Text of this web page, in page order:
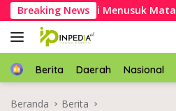
Langsung
ke
konten
Breaking News
Usai Menusuk Mata Buaya
HomeBerita Daerah Nasional
Beranda Berita